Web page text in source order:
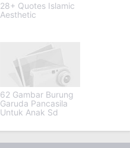
28+ Quotes Islamic
Aesthetic
62 Gambar Burung
Garuda Pancasila
Untuk Anak Sd